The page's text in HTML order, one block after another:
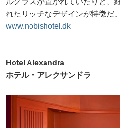
ルグラスが置かれていたりと、
れたリッチなデザインが特徴だ。
www.nobishotel.dk
Hotel Alexandra
ホテル・アレクサンドラ